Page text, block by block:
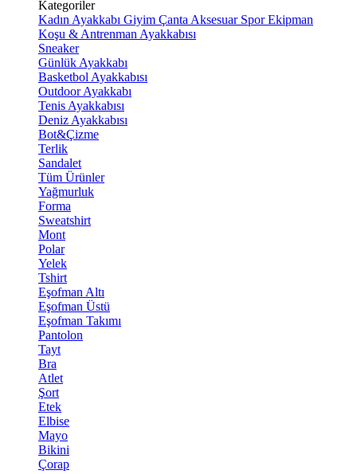
Kategoriler
Kadın Ayakkabı Giyim Çanta Aksesuar Spor Ekipman
Koşu & Antrenman Ayakkabısı
Sneaker
Günlük Ayakkabı
Basketbol Ayakkabısı
Outdoor Ayakkabı
Tenis Ayakkabısı
Deniz Ayakkabısı
Bot&Çizme
Terlik
Sandalet
Tüm Ürünler
Yağmurluk
Forma
Sweatshirt
Mont
Polar
Yelek
Tshirt
Eşofman Altı
Eşofman Üstü
Eşofman Takımı
Pantolon
Tayt
Bra
Atlet
Şort
Etek
Elbise
Mayo
Bikini
Çorap